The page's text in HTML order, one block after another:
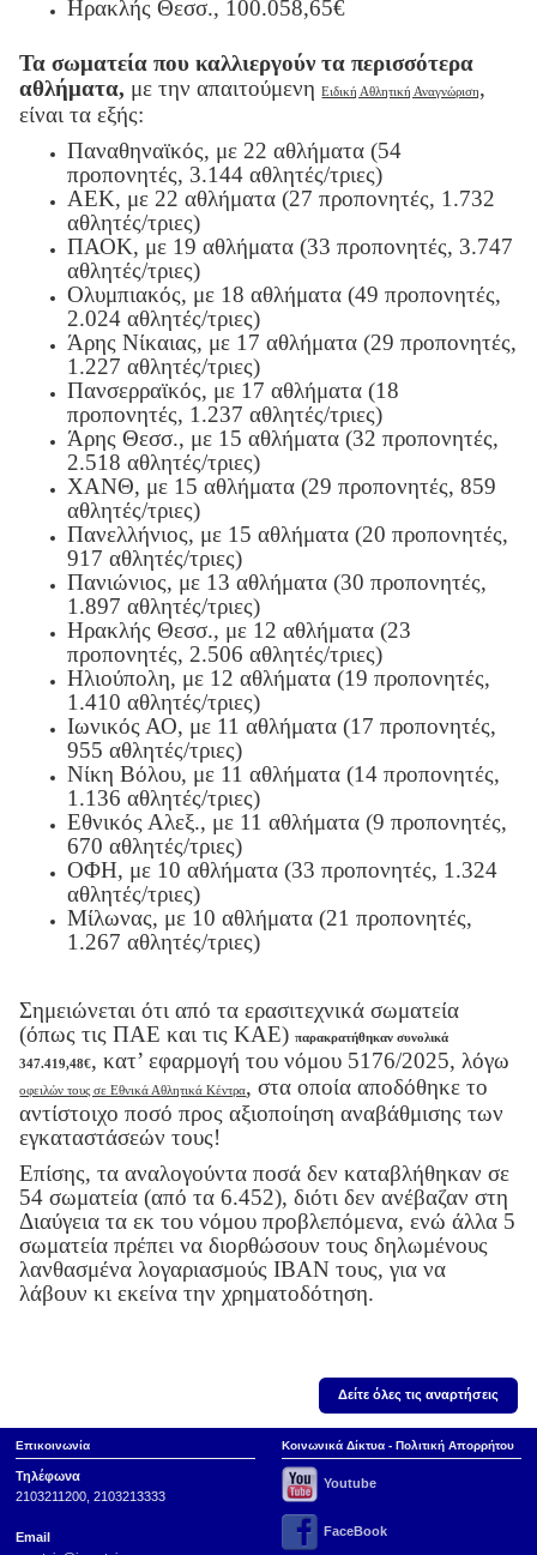
Ηρακλής Θεσσ., 100.058,65€
Τα σωματεία που καλλιεργούν τα περισσότερα
αθλήματα, με την απαιτούμενηΕιδική Αθλητική Αναγνώριση,
είναι τα εξής:
Παναθηναϊκός, με 22 αθλήματα (54
προπονητές, 3.144 αθλητές/τριες)
AEK, με 22 αθλήματα (27 προπονητές, 1.732
αθλητές/τριες)
ΠΑΟΚ, με 19 αθλήματα (33 προπονητές, 3.747
αθλητές/τριες)
Ολυμπιακός, με 18 αθλήματα (49 προπονητές,
2.024 αθλητές/τριες)
Άρης Νίκαιας, με 17 αθλήματα (29 προπονητές,
1.227 αθλητές/τριες)
Πανσερραϊκός, με 17 αθλήματα (18
προπονητές, 1.237 αθλητές/τριες)
Άρης Θεσσ., με 15 αθλήματα (32 προπονητές,
2.518 αθλητές/τριες)
ΧΑΝΘ, με 15 αθλήματα (29 προπονητές, 859
αθλητές/τριες)
Πανελλήνιος, με 15 αθλήματα (20 προπονητές,
917 αθλητές/τριες)
Πανιώνιος, με 13 αθλήματα (30 προπονητές,
1.897 αθλητές/τριες)
Ηρακλής Θεσσ., με 12 αθλήματα (23
προπονητές, 2.506 αθλητές/τριες)
Ηλιούπολη, με 12 αθλήματα (19 προπονητές,
1.410 αθλητές/τριες)
Ιωνικός ΑΟ, με 11 αθλήματα (17 προπονητές,
955 αθλητές/τριες)
Νίκη Βόλου, με 11 αθλήματα (14 προπονητές,
1.136 αθλητές/τριες)
Εθνικός Αλεξ., με 11 αθλήματα (9 προπονητές,
670 αθλητές/τριες)
ΟΦΗ, με 10 αθλήματα (33 προπονητές, 1.324
αθλητές/τριες)
Μίλωνας, με 10 αθλήματα (21 προπονητές,
1.267 αθλητές/τριες)
Σημειώνεται ότι από τα ερασιτεχνικά σωματεία
(όπως τις ΠΑΕ και τις ΚΑΕ)παρακρατήθηκαν συνολικά
347.419,48€, κατ’ εφαρμογή του νόμου 5176/2025, λόγω
οφειλών τους σε Εθνικά Αθλητικά Κέντρα, στα οποία αποδόθηκε το
αντίστοιχο ποσό προς αξιοποίηση αναβάθμισης των
εγκαταστάσεών τους!
Επίσης, τα αναλογούντα ποσά δεν καταβλήθηκαν σε
54 σωματεία (από τα 6.452), διότι δεν ανέβαζαν στη
Διαύγεια τα εκ του νόμου προβλεπόμενα, ενώ άλλα 5
σωματεία πρέπει να διορθώσουν τους δηλωμένους
λανθασμένα λογαριασμούς IBAN τους, για να
λάβουν κι εκείνα την χρηματοδότηση.
Δείτε όλες τις αναρτήσεις
Επικοινωνία
Τηλέφωνα
2103211200, 2103213333
Email
Κοινωνικά Δίκτυα - Πολιτική Απορρήτου
Youtube
FaceBook